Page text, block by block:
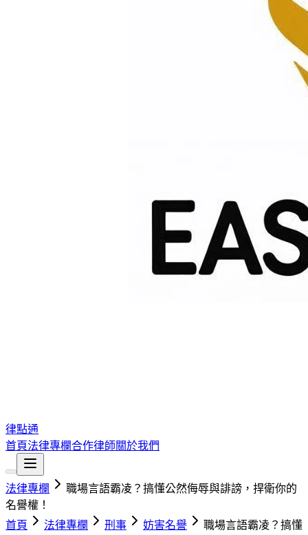
律點通
首頁法律專欄合作律師關於我們
法律專欄
職場言語霸凌？搞懂公然侮辱與誹謗，捍衛你的
名譽權！
首頁
法律專欄 刑事 妨害名譽
職場言語霸凌？搞懂